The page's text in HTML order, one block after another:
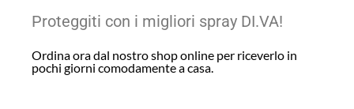
Proteggiti con i migliori spray DI.VA!
Ordina ora dal nostro shop online per riceverlo in
pochi giorni comodamente a casa.